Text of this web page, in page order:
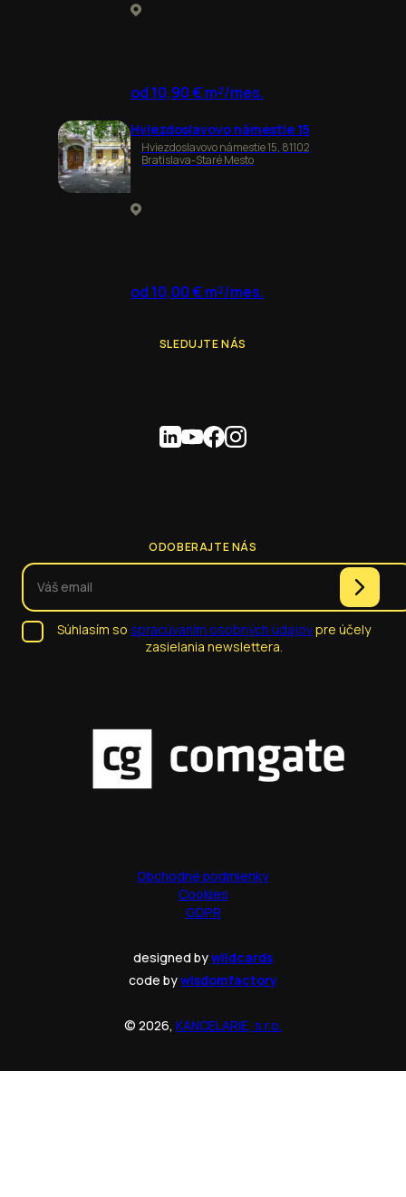
od 10,90 € m²/mes.
Hviezdoslavovo námestie 15
Hviezdoslavovo námestie 15, 81102
Bratislava-Staré Mesto
od 10,00 € m²/mes.
SLEDUJTE NÁS
ODOBERAJTE NÁS
Súhlasím so spracúvaním osobných údajovpre účely
zasielania newslettera.
Obchodné podmienky
Cookies
GDPR
designed bywildcards
code bywisdomfactory
© 2026, KANCELARIE, s.r.o.